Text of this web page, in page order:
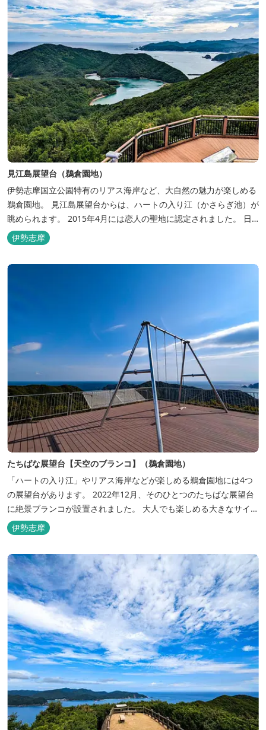
見江島展望台（鵜倉園地）
伊勢志摩国立公園特有のリアス海岸など、大自然の魅力が楽しめる
鵜倉園地。 見江島展望台からは、ハートの入り江（かさらぎ池）が
眺められます。 2015年4月には恋人の聖地に認定されました。 日
の出スポットとしても人気があり、夕焼け～満天の星も見られる星
空スポットとしても有名です。 駐車場やトイレ棟が整備されている
ので安...
伊勢志摩
たちばな展望台【天空のブランコ】（鵜倉園地）
「ハートの入り江」やリアス海岸などが楽しめる鵜倉園地には4つ
の展望台があります。 2022年12月、そのひとつのたちばな展望台
に絶景ブランコが設置されました。 大人でも楽しめる大きなサイズ
で、日の出や星空も楽しめます。 鵜倉園地の駐車場から徒歩5分程
で、たちばな展望台に到着します。駐車場にはトイレもあるので安
心です。 ※ブランコ...
伊勢志摩